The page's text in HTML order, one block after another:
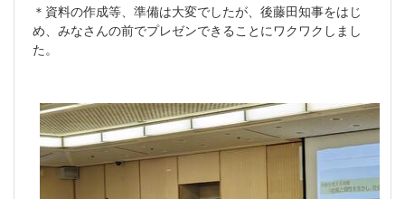
＊資料の作成等、準備は大変でしたが、後藤田知事をはじ
め、みなさんの前でプレゼンできることにワクワクしまし
た。